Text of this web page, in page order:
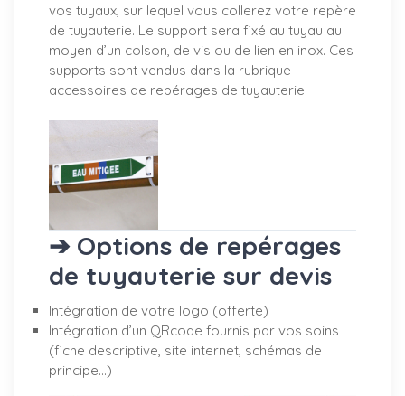
vos tuyaux, sur lequel vous collerez votre repère
de tuyauterie. Le support sera fixé au tuyau au
moyen d’un colson, de vis ou de lien en inox. Ces
supports sont vendus dans la rubrique
accessoires de repérages de tuyauterie.
➔ Options de repérages
de tuyauterie sur devis
Intégration de votre logo (offerte)
Intégration d’un QRcode fournis par vos soins
(fiche descriptive, site internet, schémas de
principe…)